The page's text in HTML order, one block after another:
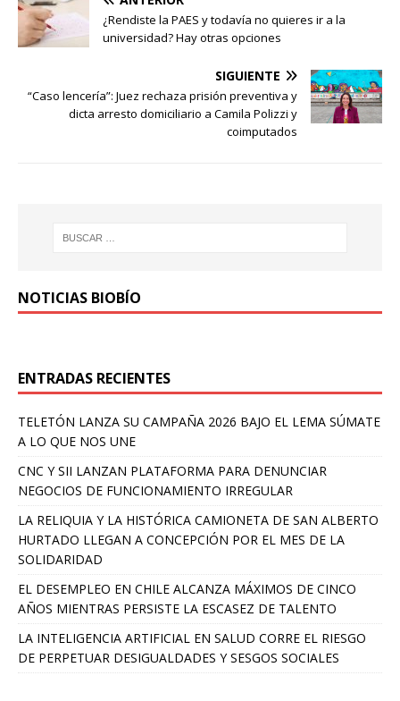
¿Rendiste la PAES y todavía no quieres ir a la
universidad? Hay otras opciones
SIGUIENTE
“Caso lencería”: Juez rechaza prisión preventiva y
dicta arresto domiciliario a Camila Polizzi y
coimputados
NOTICIAS BIOBÍO
ENTRADAS RECIENTES
TELETÓN LANZA SU CAMPAÑA 2026 BAJO EL LEMA SÚMATE
A LO QUE NOS UNE
CNC Y SII LANZAN PLATAFORMA PARA DENUNCIAR
NEGOCIOS DE FUNCIONAMIENTO IRREGULAR
LA RELIQUIA Y LA HISTÓRICA CAMIONETA DE SAN ALBERTO
HURTADO LLEGAN A CONCEPCIÓN POR EL MES DE LA
SOLIDARIDAD
EL DESEMPLEO EN CHILE ALCANZA MÁXIMOS DE CINCO
AÑOS MIENTRAS PERSISTE LA ESCASEZ DE TALENTO
LA INTELIGENCIA ARTIFICIAL EN SALUD CORRE EL RIESGO
DE PERPETUAR DESIGUALDADES Y SESGOS SOCIALES